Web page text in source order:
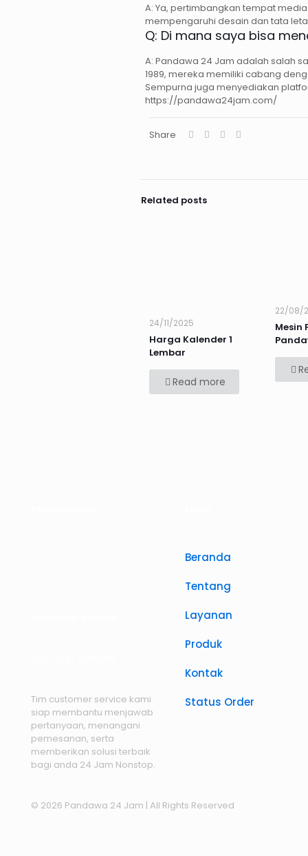
A: Ya, pertimbangkan tempat
mempengaruhi desain dan tata
Q: Di mana saya bisa
A: Pandawa 24 Jam adalah salah
1989, mereka memiliki cabang
Sempurna juga menyediakan
https://pandawa24jam.com/
Share
Related posts
24/11/2025
Harga Kalender 1
Lembar
Read more
22/08/
Mesin
Tim customer service kami
siap membantu menjawab
pertanyaan, menangani
pemesanan, serta
memberikan solusi terbaik
bagi anda 24 Jam Nonstop.
Beranda
Tentang
Layanan
Produk
Kontak
Status Order
© 2026 Pandawa 24 Jam | All Rights Reserved